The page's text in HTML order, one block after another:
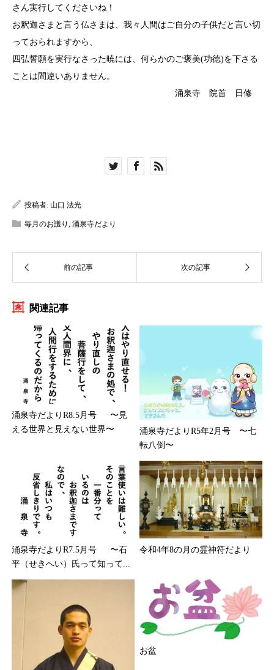
さん実行してくださいね！
お釈迦さまと言う仏さまは、我々人間はご自分の子供だと言い切
っておられますから、
四弘誓願を実行なさった暁には、何らかのご褒美(功徳)を下さる
ことは間違いありません。
涌泉寺 院首 日修
投稿者: 山口 法光
毎月のお護り , 涌泉寺だより
関連記事
涌泉寺だよりR8.5月号 〜見
える世界と見えない世界〜
涌泉寺だよりR5年2月号 〜七
転八倒〜
涌泉寺だよりR7.5月号 〜石
平（せきへい）氏って知って...
令和4年8の月の霊神符だより
お盆